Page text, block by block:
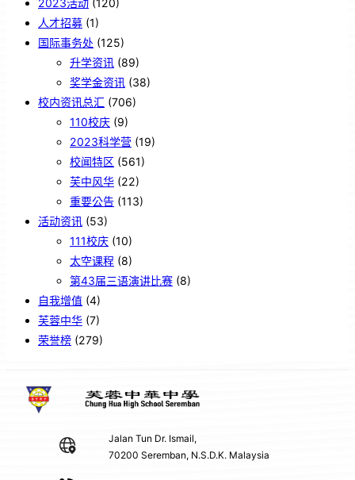
2023活动 (120)
人才招募 (1)
国际事务处 (125)
升学资讯 (89)
奖学金资讯 (38)
校内资讯总汇 (706)
110校庆 (9)
2023科学营 (19)
校闻特区 (561)
芙中风华 (22)
重要公告 (113)
活动资讯 (53)
111校庆 (10)
太空课程 (8)
第43届三语演讲比赛 (8)
自我增值 (4)
芙蓉中华 (7)
荣誉榜 (279)
Jalan Tun Dr. Ismail,
70200 Seremban, N.S.D.K. Malaysia